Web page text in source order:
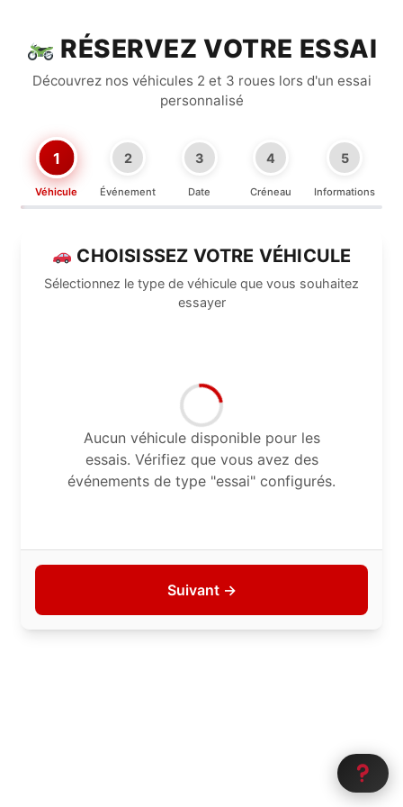
RÉSERVEZ VOTRE ESSAI
Découvrez nos véhicules 2 et 3 roues lors d'un essai
personnalisé
1
Véhicule
2
Événement
3
Date
4
Créneau
5
Informations
CHOISISSEZ VOTRE VÉHICULE
Sélectionnez le type de véhicule que vous souhaitez
essayer
Aucun véhicule disponible pour les
essais. Vérifiez que vous avez des
événements de type "essai" configurés.
Suivant →